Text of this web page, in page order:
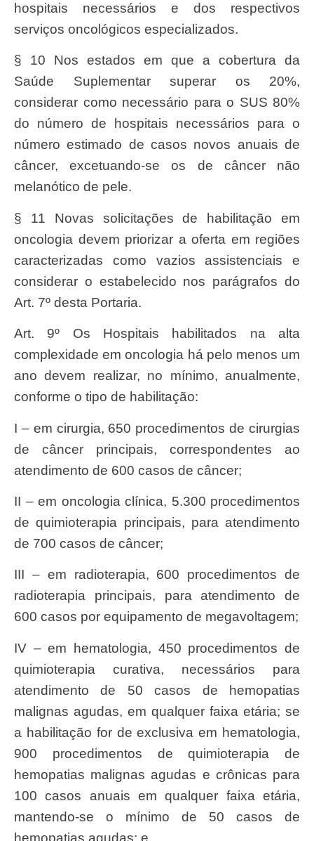
hospitais necessários e dos respectivos
serviços oncológicos especializados.
§ 10 Nos estados em que a cobertura da
Saúde Suplementar superar os 20%,
considerar como necessário para o SUS 80%
do número de hospitais necessários para o
número estimado de casos novos anuais de
câncer, excetuando-se os de câncer não
melanótico de pele.
§ 11 Novas solicitações de habilitação em
oncologia devem priorizar a oferta em regiões
caracterizadas como vazios assistenciais e
considerar o estabelecido nos parágrafos do
Art. 7º desta Portaria.
Art. 9º Os Hospitais habilitados na alta
complexidade em oncologia há pelo menos um
ano devem realizar, no mínimo, anualmente,
conforme o tipo de habilitação:
I – em cirurgia, 650 procedimentos de cirurgias
de câncer principais, correspondentes ao
atendimento de 600 casos de câncer;
II – em oncologia clínica, 5.300 procedimentos
de quimioterapia principais, para atendimento
de 700 casos de câncer;
III – em radioterapia, 600 procedimentos de
radioterapia principais, para atendimento de
600 casos por equipamento de megavoltagem;
IV – em hematologia, 450 procedimentos de
quimioterapia curativa, necessários para
atendimento de 50 casos de hemopatias
malignas agudas, em qualquer faixa etária; se
a habilitação for de exclusiva em hematologia,
900 procedimentos de quimioterapia de
hemopatias malignas agudas e crônicas para
100 casos anuais em qualquer faixa etária,
mantendo-se o mínimo de 50 casos de
hemopatias agudas; e